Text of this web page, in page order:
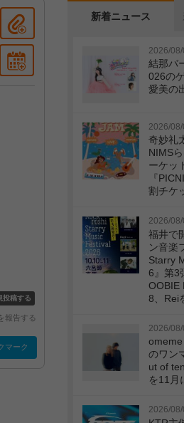
投稿する
報告する
マーク
新着ニュース
2026/08/
結那バ
026の
愛美の
2026/08/
奇妙礼
NIMS
ーケッ
『
割チケ
2026/08/
福井で
ン音楽
Starry
6』第3
OOBIE
8、Rei
2026/08/
のワン
ut of
を11月
2026/08/